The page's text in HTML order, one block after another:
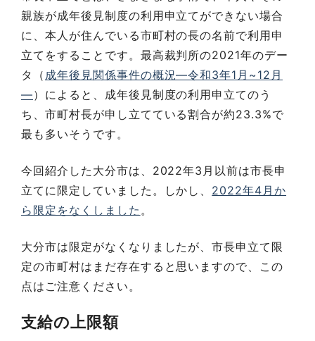
親族が成年後見制度の利用申立てができない場合
に、本人が住んでいる市町村の長の名前で利用申
立てをすることです。最高裁判所の2021年のデー
タ（ 成年後見関係事件の概況―令和3年1月~12月
―）によると、成年後見制度の利用申立てのう
ち、市町村長が申し立てている割合が約23.3%で
最も多いそうです。
今回紹介した大分市は、2022年3月以前は市長申
立てに限定していました。しかし、 2022年4月か
ら限定をなくしました 。
大分市は限定がなくなりましたが、市長申立て限
定の市町村はまだ存在すると思いますので、この
点はご注意ください。
支給の上限額